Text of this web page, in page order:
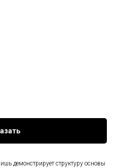
демонстрирует структуру основы